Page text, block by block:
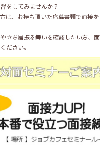
をしてみませんか？
は、お持ち頂いた応募書類で面接
立ち居振る舞いを確認したい方、
ださい。